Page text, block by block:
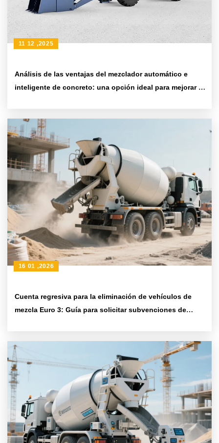
Análisis de las ventajas del mezclador automático e
inteligente de concreto: una opción ideal para mejorar la
11 12 ,2025
Cuenta regresiva para la eliminación de vehículos de
mezcla Euro 3: Guía para solicitar subvenciones de
16 01 ,2026